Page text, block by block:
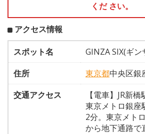
くだ さい。
アクセス情報
スポット名
GINZA SIX(ギ
住所
東京都中央区銀
交通アクセス
【電車】JR新
東京メトロ銀座
2分。東京メト
から地下通路で